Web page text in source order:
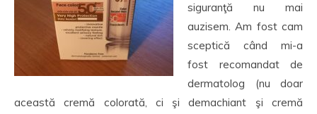
siguranţă nu mai
auzisem. Am fost cam
sceptică când mi-a
fost recomandat de
dermatolog (nu doar
această cremă colorată, ci şi demachiant şi cremă